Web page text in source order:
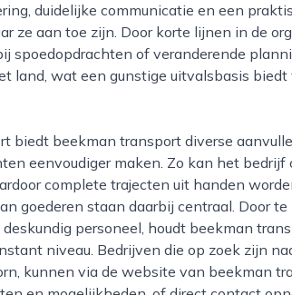
duidelijke communicatie en een
ze aan toe zijn. Door korte lijnen in de
spoedopdrachten of veranderende
land, wat een gunstige uitvalsbasis
eenvoudiger maken. Zo kan het bedrijf
complete trajecten uit handen
goederen staan daarbij centraal. Door
personeel, houdt beekman
niveau. Bedrijven die op zoek zijn
kunnen via de website van beekman